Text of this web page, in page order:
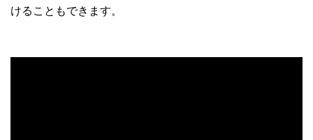
けることもできます。